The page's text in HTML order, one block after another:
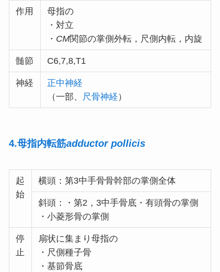
作用
母指の
・対立
・ CM関節の掌側外転，尺側内転，内旋
髄節 C6,7,8,T1
神経
正中神経
（一部、
尺骨神経 ）
4.母指内転筋adductor pollicis
起
始
横頭：第3中手骨骨幹部の掌側全体
斜頭：・第2，3中手骨底・有頭骨の掌側
・小菱形骨の掌側
停
止
扇状に集まり母指の
・尺側種子骨
・基節骨底